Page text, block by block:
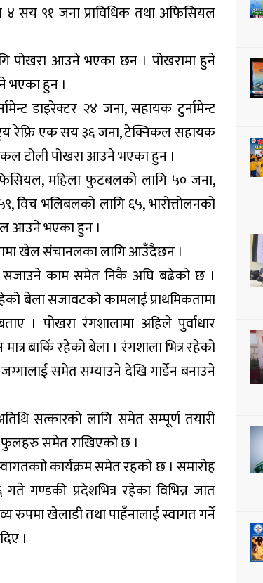
सय ९१ जना प्राविधिक तथा अफिसियल
पोखरा आउने भएका छन । पोखरामा हुने
भएका हुन ।
डाइरेक्टर २४ जना, सहायक टुर्नामेन्ट
रेफ्रि एक सय ३६ जना, टेक्निकल सहायक
टोली पोखरा आउने भएका हुन ।
महिला फुटबलको लागि ५० जना,
विच भलिबलको लागि ६५, भारोत्तोलनको
आउने भएका हुन ।
खेल संचानलका लागि आउँदैछन ।
सजाउने काम समेत निकै अघि बढेको छ ।
बेला सजावटको कामलाई प्राथमिकतामा
। पोखरा रंगशालामा अहिले पुर्वाधार
बाकिँ रहेको बेला । रंगशाला भित्र रहेको
समेत सम्याउने देखि गार्डेन बनाउने
सत्कारको लागि समेत सम्पूर्ण तयारी
फुलहरु समेत राखिएको छ ।
कार्यक्रम समेत रहको छ । समारोह
गण्डकी प्रदेशभित्र रहेका विभिन्न जात
रुपमा खेलाडी तथा पाहँनालाई स्वागत गर्ने
।